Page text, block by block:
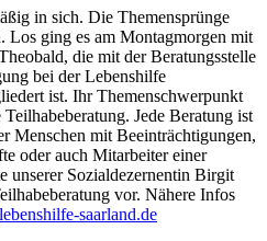
in sich. Die Themensprünge
Los ging es am Montagmorgen mit
die mit der Beratungsstelle
bei der Lebenshilfe
ist. Ihr Themenschwerpunkt
Jede Beratung ist
Menschen mit Beeinträchtigungen,
oder auch Mitarbeiter einer
unserer Sozialdezernentin Birgit
vor. Nähere Infos
saarland.de